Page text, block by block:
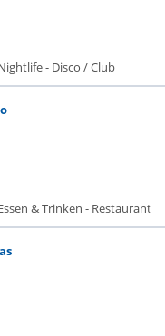
- Disco / Club
& Trinken - Restaurant